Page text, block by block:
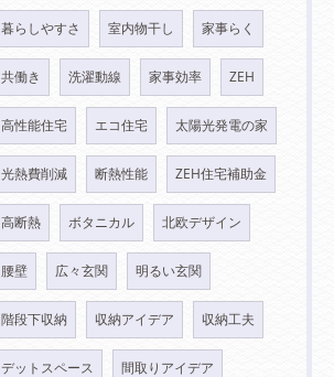
暮らしやすさ 室内物干し 家事らく
共働き 洗濯動線 家事効率 ZEH
高性能住宅 エコ住宅 太陽光発電の家
光熱費削減 断熱性能 ZEH住宅補助金
高断熱 ボタニカル 北欧デザイン
腰壁 広々玄関 明るい玄関
階段下収納 収納アイデア 収納工夫
デットスペース 間取りアイデア